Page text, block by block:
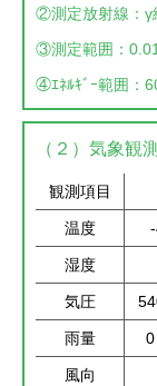
②測定放射線：γ
③測定範囲：
④ｴﾈﾙｷﾞｰ範囲：
（２）気象観
観測項目
温度
湿度
気圧
雨量
風向